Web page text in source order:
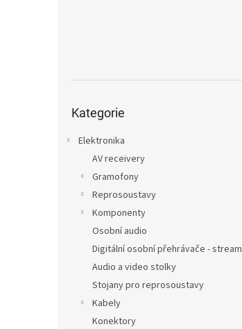
kategorie
Kategorie
Elektronika
AV receivery
Gramofony
Reprosoustavy
Komponenty
Osobní audio
Digitální osobní přehrávače - stream
Audio a video stolky
Stojany pro reprosoustavy
Kabely
Konektory